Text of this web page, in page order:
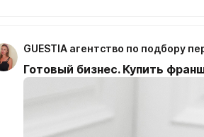
Готовый бизнес. Купить